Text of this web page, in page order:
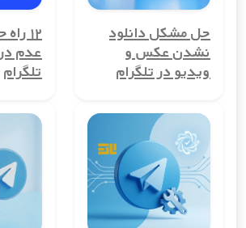
یکی از بزرگ‌ترین مزایای شماره مجازی
خصوصی کاربران است. با استفاده از این
تلفن واقعی خود را مخفی نگه دارید و از افشای
این ویژگی برای کسانی که نمی‌خواهند
شماره مجازی کشوربنگلادش به شما این امکان
حساب کاربری در کشوربنگلادش ایجاد کنید. این
کسب‌وکارها، مدیران گروه‌ها یا افرادی که
شخصی و کاری خود را از هم تفکیک کنند،
حل مشکل دانلود
نشدن عکس و
ویدیو در تلگرام
۱۲
عدم
تلگرام